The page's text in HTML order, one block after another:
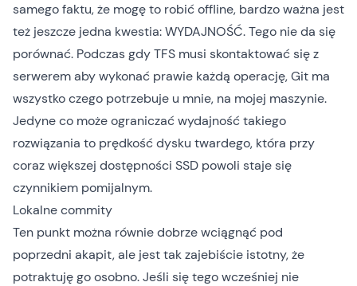
samego faktu, że mogę to robić offline, bardzo ważna jest
też jeszcze jedna kwestia: WYDAJNOŚĆ. Tego nie da się
porównać. Podczas gdy TFS musi skontaktować się z
serwerem aby wykonać prawie każdą operację, Git ma
wszystko czego potrzebuje u mnie, na mojej maszynie.
Jedyne co może ograniczać wydajność takiego
rozwiązania to prędkość dysku twardego, która przy
coraz większej dostępności SSD powoli staje się
czynnikiem pomijalnym.
Lokalne commity
Ten punkt można równie dobrze wciągnąć pod
poprzedni akapit, ale jest tak zajebiście istotny, że
potraktuję go osobno. Jeśli się tego wcześniej nie